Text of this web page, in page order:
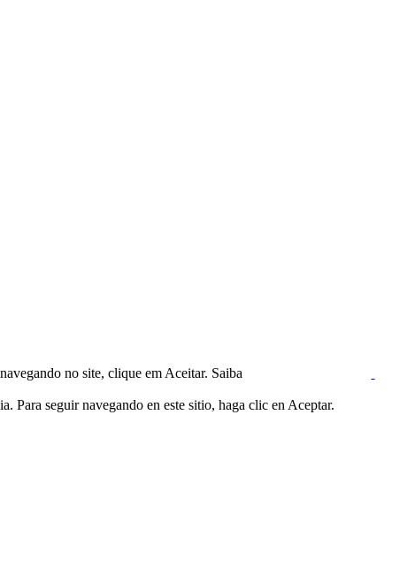
no site, clique em Aceitar. Saiba
Para seguir navegando en este sitio, haga clic en Aceptar.